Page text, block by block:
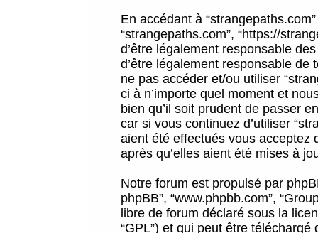
En accédant à
“strangepaths.com”, “https://
d’être légalement responsable
d’être légalement responsable
ne pas accéder et/ou utiliser
ci à n’importe quel moment et
bien qu’il soit prudent de passer
car si vous continuez d’utiliser
aient été effectués vous acceptez
après qu’elles aient été mises à
Notre forum est propulsé par
phpBB”, “www.phpbb.com”,
libre de forum déclaré sous la
“GPL”) et qui peut être téléchargé